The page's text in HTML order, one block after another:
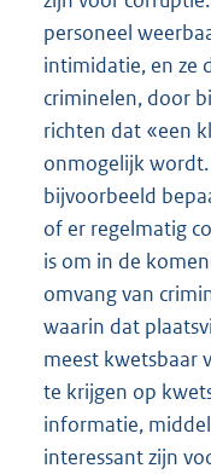
personeel
intimidatie, en ze
criminelen, door
richten dat «een
onmogelijk
bijvoorbeeld
of er regelmatig
is om in de
omvang van
waarin dat
meest kwetsbaar
te krijgen op
informatie,
interessant zijn